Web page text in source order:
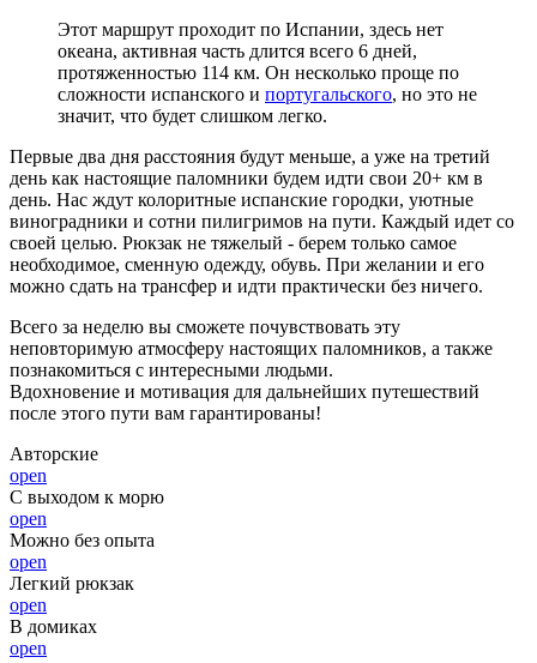
Этот маршрут проходит по Испании, здесь нет
океана, активная часть длится всего 6 дней,
протяженностью 114 км. Он несколько проще по
сложности испанского и португальского, но это не
значит, что будет слишком легко.
Первые два дня расстояния будут меньше, а уже на третий
день как настоящие паломники будем идти свои 20+ км в
день. Нас ждут колоритные испанские городки, уютные
виноградники и сотни пилигримов на пути. Каждый идет со
своей целью. Рюкзак не тяжелый - берем только самое
необходимое, сменную одежду, обувь. При желании и его
можно сдать на трансфер и идти практически без ничего.
Всего за неделю вы сможете почувствовать эту
неповторимую атмосферу настоящих паломников, а также
познакомиться с интересными людьми.
Вдохновение и мотивация для дальнейших путешествий
после этого пути вам гарантированы!
Авторские
open
С выходом к морю
open
Можно без опыта
open
Легкий рюкзак
open
В домиках
open